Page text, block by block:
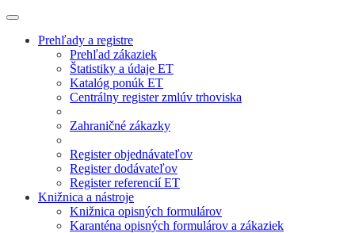
Prehľady a registre
Prehľad zákaziek
Štatistiky a údaje ET
Katalóg ponúk ET
Centrálny register zmlúv trhoviska
Zahraničné zákazky
Register objednávateľov
Register dodávateľov
Register referencií ET
Knižnica a nástroje
Knižnica opisných formulárov
Karanténa opisných formulárov a zákaziek